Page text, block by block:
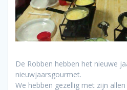
De Robben hebben het nieuwe
nieuwjaarsgourmet.
We hebben gezellig met zijn